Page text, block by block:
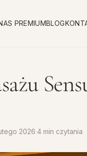
PREMIUMBLOG
2026 4 min czytania